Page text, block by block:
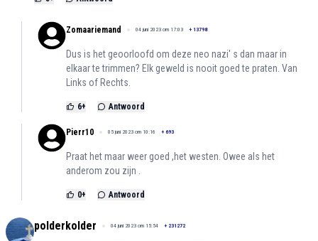
Zomaariemand 04 juni 2023 om 17:03 + 13798
Dus is het geoorloofd om deze neo nazi' s dan maar in
elkaar te trimmen? Elk geweld is nooit goed te praten. Van
Links of Rechts.
6+ Antwoord
Pierr10 05 juni 2023 om 10:16 + 693
Praat het maar weer goed ,het westen. Owee als het
anderom zou zijn .
0+ Antwoord
polderkolder 04 juni 2023 om 15:54 + 231272